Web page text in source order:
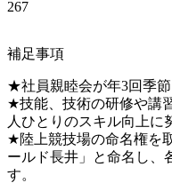
267
補足事項
★社員親睦会が年3回季節
★技能、技術の研修や講
人ひとりのスキル向上に
★陸上競技場の命名権を
ールド長井」と命名し、
す。